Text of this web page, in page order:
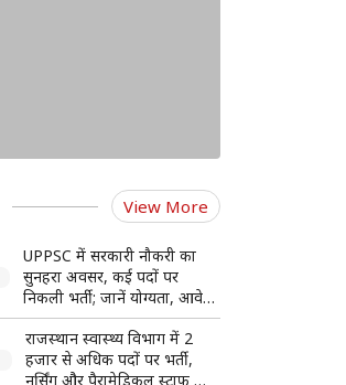
View More
UPPSC में सरकारी नौकरी का
सुनहरा अवसर, कई पदों पर
निकली भर्ती; जानें योग्यता, आवेदन
प्रक्रिया और फीस की पूरी
जानकारी
राजस्थान स्वास्थ्य विभाग में 2
हजार से अधिक पदों पर भर्ती,
नर्सिंग और पैरामेडिकल स्टाफ को